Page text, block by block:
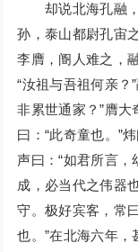
却说北海孔融，
孙，泰山都尉孔宙
李膺，阍人难之，
“汝祖与吾祖何亲？
非累世通家？”膺
曰：“此奇童也。”
声曰：“如君所言，
成，必当代之伟器
守。极好宾客，常
也。”在北海六年